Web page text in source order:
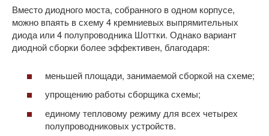
Вместо диодного моста, собранного в одном корпусе,
можно впаять в схему 4 кремниевых выпрямительных
диода или 4 полупроводника Шоттки. Однако вариант
диодной сборки более эффективен, благодаря:
меньшей площади, занимаемой сборкой на схеме;
упрощению работы сборщика схемы;
единому тепловому режиму для всех четырех
полупроводниковых устройств.